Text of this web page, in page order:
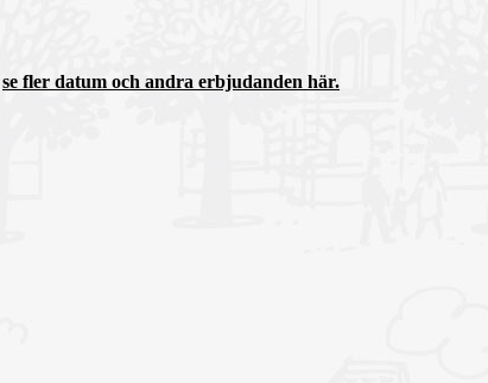
se fler datum och andra erbjudanden här.